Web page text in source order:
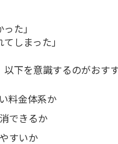
た」
しまった」
下を意識するのがおすす
料金体系か
できるか
すいか